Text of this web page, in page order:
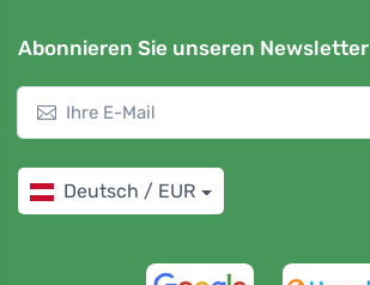
Abonnieren Sie unseren Newsletter
Deutsch / EUR